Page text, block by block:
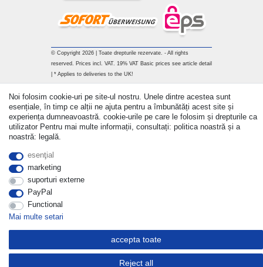
© Copyright 2026 | Toate drepturile rezervate. - All rights
reserved. Prices incl. VAT. 19% VAT Basic prices see article detail
| * Applies to deliveries to the UK!
Noi folosim cookie-uri pe site-ul nostru. Unele dintre acestea sunt
esențiale, în timp ce alții ne ajuta pentru a îmbunătăți acest site și
experiența dumneavoastră. cookie-urile pe care le folosim și drepturile ca
utilizator Pentru mai multe informații, consultați: politica noastră și a
noastră: legală.
esenţial
marketing
suporturi externe
PayPal
Functional
Mai multe setari
accepta toate
Reject all
Withdraw from contract here
a lua legatura